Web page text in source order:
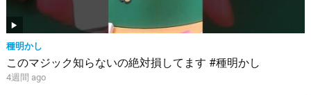
種明かし
このマジック知らないの絶対損してます #種明かし
4週間 ago